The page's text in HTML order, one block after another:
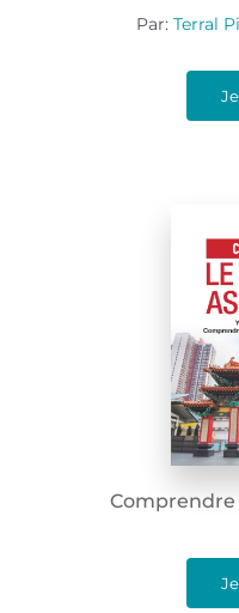
Par: Terral